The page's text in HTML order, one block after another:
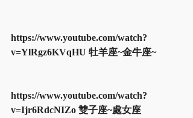
https://www.youtube.com/watch?
v=YlRgz6KVqHU 牡羊座~金牛座~
https://www.youtube.com/watch?
v=Ijr6RdcNIZo 雙子座~處女座